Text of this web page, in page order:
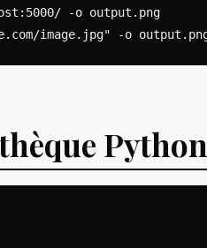
-o output.png
Python